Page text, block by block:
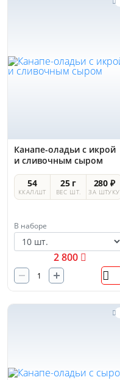
Канапе-оладьи с икрой
и сливочным сыром
54
ККАЛ/ШТ
25 г
ВЕС ШТ.
280 ₽
ЗА ШТУКУ
В наборе
2 800